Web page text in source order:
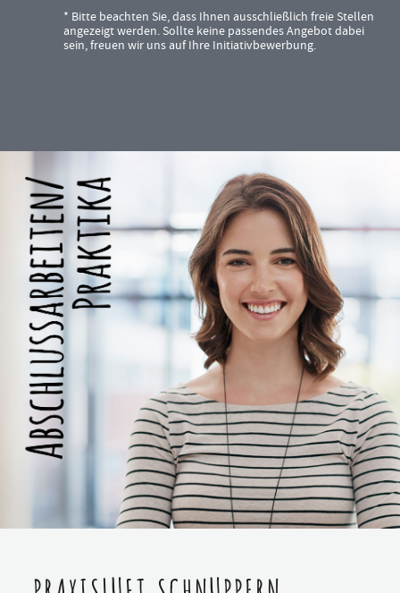
* Bitte beachten Sie, dass Ihnen ausschließlich freie Stellen
angezeigt werden. Sollte keine passendes Angebot dabei
sein, freuen wir uns auf Ihre Initiativbewerbung.